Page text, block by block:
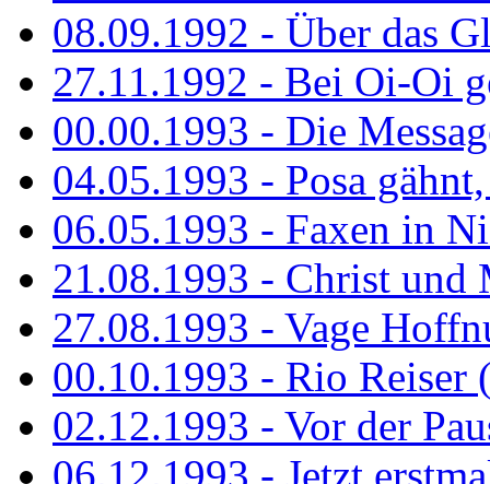
08.09.1992 - Über das
27.11.1992 - Bei Oi-Oi
00.00.1993 - Die
04.05.1993 - Posa
06.05.1993 - Faxen in
21.08.1993 - Christ und
27.08.1993 - Vage
00.10.1993 - Rio Reiser
02.12.1993 - Vor der
06.12.1993 - Jetzt